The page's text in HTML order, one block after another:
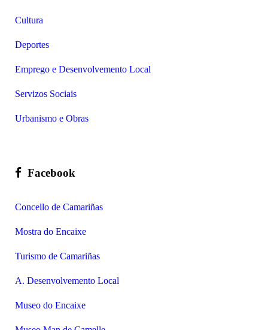
Cultura
Deportes
Emprego e Desenvolvemento Local
Servizos Sociais
Urbanismo e Obras
Facebook
Concello de Camariñas
Mostra do Encaixe
Turismo de Camariñas
A. Desenvolvemento Local
Museo do Encaixe